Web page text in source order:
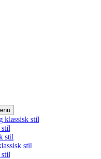
klassisk stil
stil
stil